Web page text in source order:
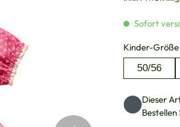
Sofort
Kinder-Größe
50/56
Dieser